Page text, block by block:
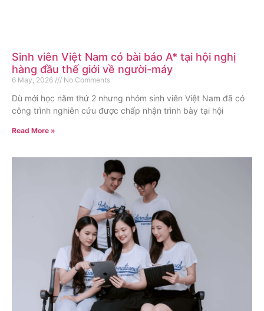
Sinh viên Việt Nam có bài báo A* tại hội nghị
hàng đầu thế giới về người-máy
6 May, 2026 No Comments
Dù mới học năm thứ 2 nhưng nhóm sinh viên Việt Nam đã có
công trình nghiên cứu được chấp nhận trình bày tại hội
Read More »